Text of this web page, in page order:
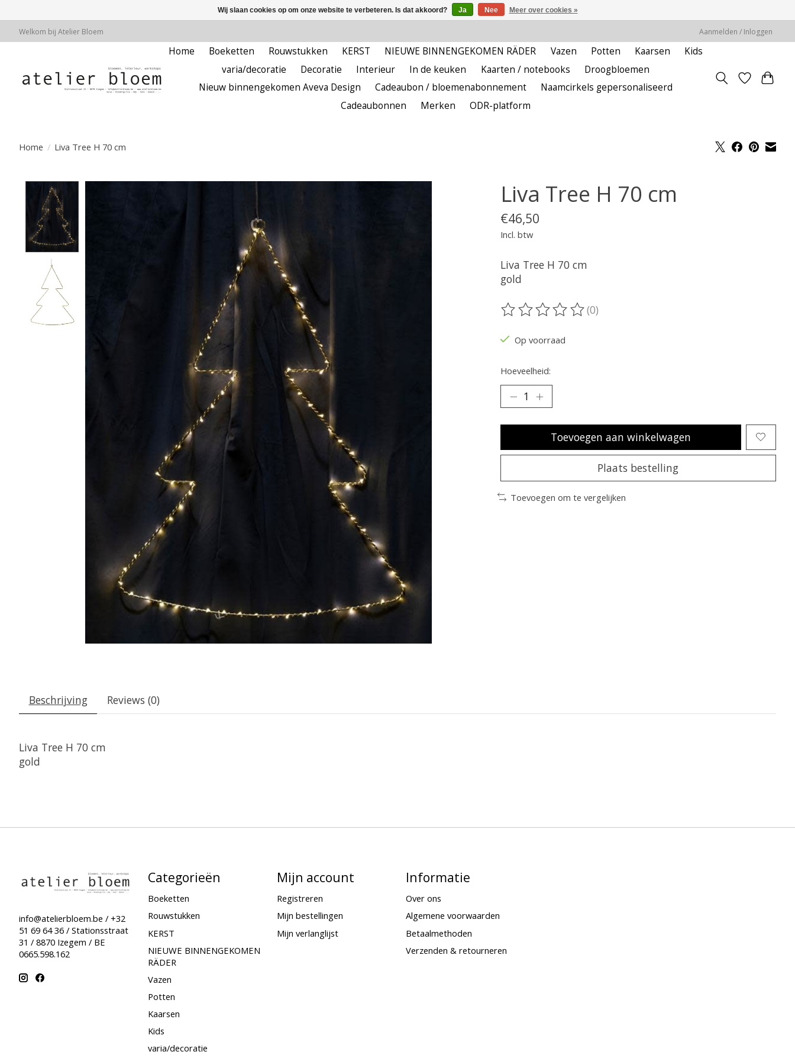
Welkom bij Atelier Bloem Aanmelden / Inloggen
Home Boeketten Rouwstukken KERST NIEUWE BINNENGEKOMEN RÄDER Vazen Potten Kaarsen
Kids
varia/decoratie
Decoratie Interieur In de keuken Kaarten / notebooks
Droogbloemen
Nieuw binnengekomen Aveva Design
Cadeaubon / bloemenabonnement
Naamcirkels gepersonaliseerd
Cadeaubonnen
Merken ODR-platform
Home / Liva Tree H 70 cm
Liva Tree H 70 cm
€46,50
Incl. btw
Liva Tree H 70 cm
gold
De beoordeling van dit product is
(0)
Op voorraad
Hoeveelheid:
Toevoegen aan winkelwagen
Plaats bestelling
Toevoegen om te vergelijken
Beschrijving Reviews (0)
Liva Tree H 70 cm
gold
info@atelierbloem.be / +32
51 69 64 36 / Stationsstraat
31 / 8870 Izegem / BE
0665.598.162
Categorieën
Boeketten
Rouwstukken
KERST
NIEUWE BINNENGEKOMEN
RÄDER
Vazen
Potten
Kaarsen
Kids
varia/decoratie
Mijn account
Registreren
Mijn bestellingen
Mijn verlanglijst
Informatie
Over ons
Algemene voorwaarden
Betaalmethoden
Verzenden & retourneren
Wij slaan cookies op om onze website te verbeteren. Is dat akkoord? Ja Nee Meer over cookies »